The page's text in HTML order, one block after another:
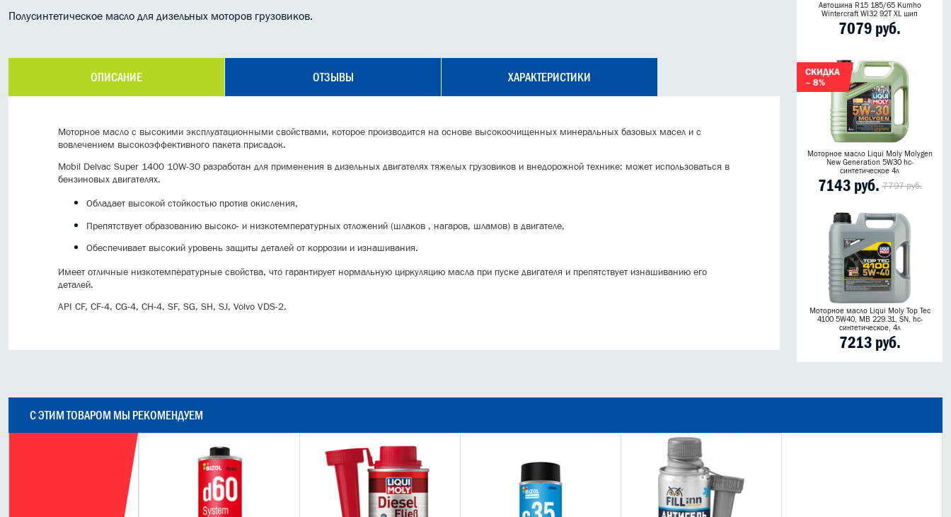
Полусинтетическое масло для дизельных моторов грузовиков.
ОПИСАНИЕ ОТЗЫВЫ ХАРАКТЕРИСТИКИ
Моторное масло с высокими эксплуатационными свойствами, которое производится на основе высокоочищенных минеральных базовых масел и с
вовлечением высокоэффективного пакета присадок.
Mobil Delvac Super 1400 10W-30 разработан для применения в дизельных двигателях тяжелых грузовиков и внедорожной технике: может использоваться в
бензиновых двигателях.
Обладает высокой стойкостью против окисления,
Препятствует образованию высоко- и низкотемпературных отложений (шлаков , нагаров, шламов) в двигателе,
Обеспечивает высокий уровень защиты деталей от коррозии и изнашивания.
Имеет отличные низкотемпературные свойства, что гарантирует нормальную циркуляцию масла при пуске двигателя и препятствует изнашиванию его
деталей.
API CF, CF-4, CG-4, CH-4, SF, SG, SH, SJ, Volvo VDS-2.
Автошина R15 185/65 Kumho
Wintercraft WI32 92T XL шип
7079 руб.
СКИДКА
– 8%
Моторное масло Liqui Moly Molygen
New Generation 5W30 hc-
синтетическое 4л
7143 руб. 7797 руб.
Моторное масло Liqui Moly Top Tec
4100 5W40, MB 229.31, SN, hc-
синтетическое, 4л
7213 руб.
С ЭТИМ ТОВАРОМ МЫ РЕКОМЕНДУЕМ